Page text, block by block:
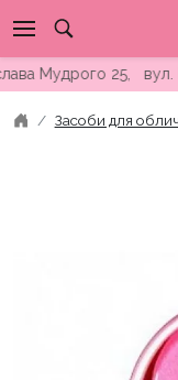
to
content 25, вул.
Засоби для